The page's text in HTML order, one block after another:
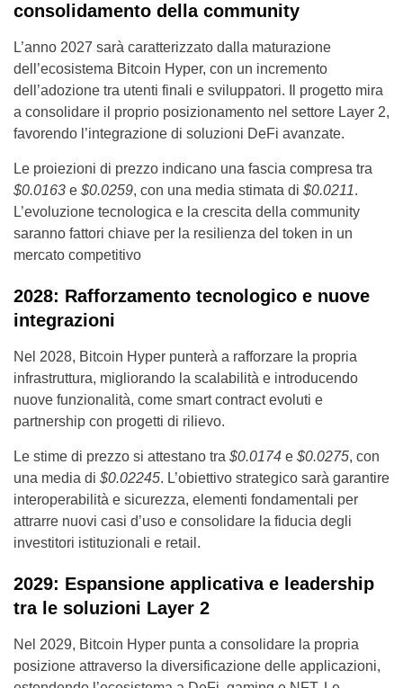
consolidamento della community
L’anno 2027 sarà caratterizzato dalla maturazione
dell’ecosistema Bitcoin Hyper, con un incremento
dell’adozione tra utenti finali e sviluppatori. Il progetto mira
a consolidare il proprio posizionamento nel settore Layer 2,
favorendo l’integrazione di soluzioni DeFi avanzate.
Le proiezioni di prezzo indicano una fascia compresa tra
$0.0163 e $0.0259, con una media stimata di $0.0211.
L’evoluzione tecnologica e la crescita della community
saranno fattori chiave per la resilienza del token in un
mercato competitivo
2028: Rafforzamento tecnologico e nuove
integrazioni
Nel 2028, Bitcoin Hyper punterà a rafforzare la propria
infrastruttura, migliorando la scalabilità e introducendo
nuove funzionalità, come smart contract evoluti e
partnership con progetti di rilievo.
Le stime di prezzo si attestano tra $0.0174 e $0.0275, con
una media di $0.02245. L’obiettivo strategico sarà garantire
interoperabilità e sicurezza, elementi fondamentali per
attrarre nuovi casi d’uso e consolidare la fiducia degli
investitori istituzionali e retail.
2029: Espansione applicativa e leadership
tra le soluzioni Layer 2
Nel 2029, Bitcoin Hyper punta a consolidare la propria
posizione attraverso la diversificazione delle applicazioni,